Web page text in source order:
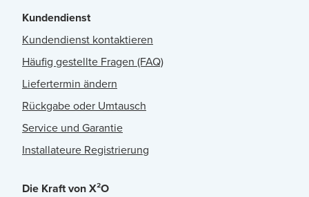
Kundendienst
Kundendienst kontaktieren
Häufig gestellte Fragen (FAQ)
Liefertermin ändern
Rückgabe oder Umtausch
Service und Garantie
Installateure Registrierung
Die Kraft von X²O